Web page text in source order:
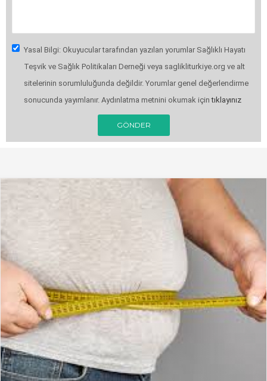
Yasal Bilgi: Okuyucular tarafından yazılan yorumlar Sağlıklı Hayatı
Teşvik ve Sağlık Politikaları Derneği veya saglikliturkiye.org ve alt
sitelerinin sorumluluğunda değildir. Yorumlar genel değerlendirme
sonucunda yayımlanır. Aydınlatma metnini okumak içintıklayınız
GÖNDER